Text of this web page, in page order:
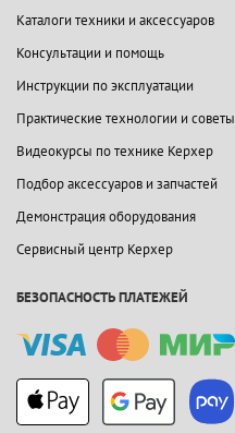
Каталоги техники и аксессуаров
Консультации и помощь
Инструкции по эксплуатации
Практические технологии и советы
Видеокурсы по технике Керхер
Подбор аксессуаров и запчастей
Демонстрация оборудования
Сервисный центр Керхер
БЕЗОПАСНОСТЬ ПЛАТЕЖЕЙ